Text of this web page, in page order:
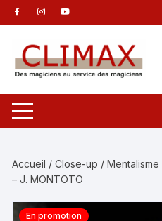
Aller
au
contenu
Accueil /Close-up /
– J. MONTOTO
En promotion